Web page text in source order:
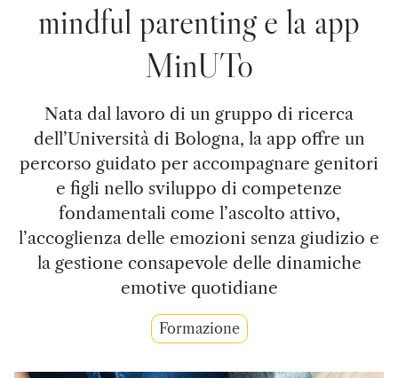
mindful parenting e la app
MinUTo
Nata dal lavoro di un gruppo di ricerca
dell’Università di Bologna, la app offre un
percorso guidato per accompagnare genitori
e figli nello sviluppo di competenze
fondamentali come l’ascolto attivo,
l’accoglienza delle emozioni senza giudizio e
la gestione consapevole delle dinamiche
emotive quotidiane
Formazione